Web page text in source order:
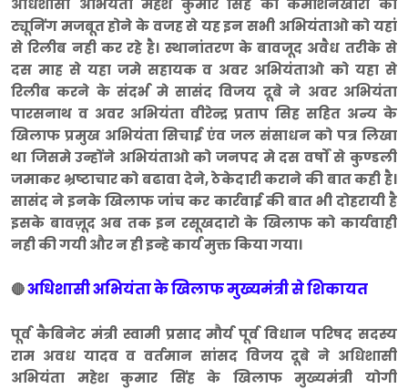
अधिशासी अभियंता महेश कुमार सिंह की कमीशनखोरी की
ट्यूनिंग मजबूत होने के वजह से यह इन सभी अभियंताओ को यहां
से रिलीब नही कर रहे है। स्थानांतरण के बावजूद अवैध तरीके से
दस माह से यहा जमे सहायक व अवर अभियंताओ को यहा से
रिलीब करने के संदर्भ मे सासंद विजय दूबे ने अवर अभियंता
पारसनाथ व अवर अभियंता वीरेन्द्र प्रताप सिह सहित अन्य के
खिलाफ प्रमुख अभियंता सिचाई एंव जल संसाधन को पत्र लिखा
था जिसमे उन्होंने अभियंताओ को जनपद मे दस वर्षों से कुण्डली
जमाकर भ्रष्टाचार को बढावा देने, ठेकेदारी कराने की बात कही है।
सासंद ने इनके खिलाफ जांच कर कार्रवाई की बात भी दोहरायी है
इसके बावज़ूद अब तक इन रसूखदारो के खिलाफ को कार्यवाही
नही की गयी और न ही इन्हे कार्य मुक्त किया गया।
🔴अधिशासी अभियंता के खिलाफ मुख्यमंत्री से शिकायत
पूर्व कैबिनेट मंत्री स्वामी प्रसाद मौर्य पूर्व विधान परिषद सदस्य
राम अवध यादव व वर्तमान सांसद विजय दूबे ने अधिशासी
अभियंता महेश कुमार सिंह के खिलाफ मुख्यमंत्री योगी